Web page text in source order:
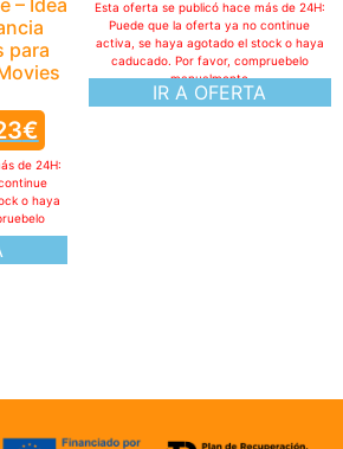
– Idea
para
€
de 24H:
o haya
IR A OFERTA
Esta oferta se publicó hace más de 24H:
Puede que la oferta ya no continue
activa, se haya agotado el stock o haya
caducado. Por favor, compruebelo
manualmente